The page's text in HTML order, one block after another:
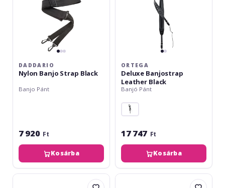
DADDARIO
Nylon Banjo Strap Black
Banjo Pánt
7 920 Ft
Kosárba
ORTEGA
Deluxe Banjostrap
Leather Black
Banjó Pánt
17 747 Ft
Kosárba
Daddario
Fender